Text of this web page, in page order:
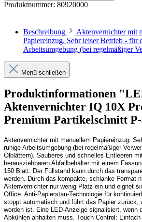
Produktnummer: 80920000
Beschreibung
Aktenvernichter mit
Papiereinzug. Sehr leiser Betrieb - für
Arbeitsumgebung (bei regelmäßiger
Menü schließen
Produktinformationen
Aktenvernichter IQ 10X
Premium Partikelschnitt
Aktenvernichter mit manuellem Papiereinzug.
ruhige Arbeitsumgebung (bei regelmäßiger
Ölblättern). Sauberes und schnelles Entleeren
herausziehbaren Abfallbehälter mit einem
150 Blatt. Der Füllstand kann durch das
werden. Durch das kompakte, schlanke Format
Aktenvernichter nur wenig Platz ein und eignet
Office. Anti-Papierstau-Technologie für
stoppt automatisch und führt das Papier zurück,
worden ist. Eine LED-Anzeige signalisiert, wenn
Abkühlen anhalten muss. Touch Control: